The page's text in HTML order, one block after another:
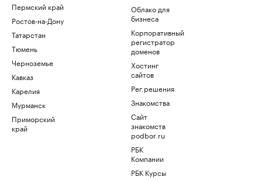
Пермский край
Ростов-на-Дону
Татарстан
Тюмень
Черноземье
Кавказ
Карелия
Мурманск
Приморский
край
Облако для
бизнеса
Корпоративный
регистратор
доменов
Хостинг
сайтов
Рег.решения
Знакомства
Сайт
знакомств
podbor.ru
РБК
Компании
РБК Курсы